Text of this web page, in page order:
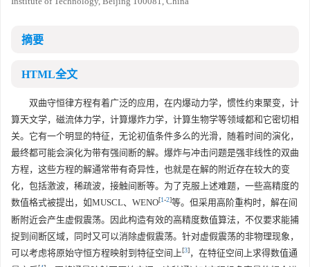
摘要
HTML全文
双曲守恒律方程有着广泛的应用，在内爆动力学，惯性约束聚变，计
算天文学，磁流体力学，计算爆炸力学，计算生物学等领域都和它密切相
关。它有一个明显的特征，无论初值条件多么的光滑，随着时间的演化，
最终都可能会演化为带有强间断的解。爆炸与冲击问题是强非线性的双曲
方程，这些方程的解通常带有奇异性，也就是在解的附近存在较大的变
化，包括激波，稀疏波，接触间断等。为了克服上述难题，一些高精度的
数值格式被提出，如MUSCL、WENO[1-2]等。但采用高阶重构时，解在间
断附近会产生虚假震荡。因此构造有效的高精度数值算法，不仅要求能捕
捉到间断区域，同时又可以消除虚假震荡。针对虚假震荡的非物理现象，
可以考虑将原始守恒方程映射到特征空间上[3]，在特征空间上求得数值通